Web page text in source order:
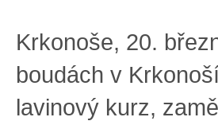
Krkonoše, 20.
boudách v
lavinový kurz,